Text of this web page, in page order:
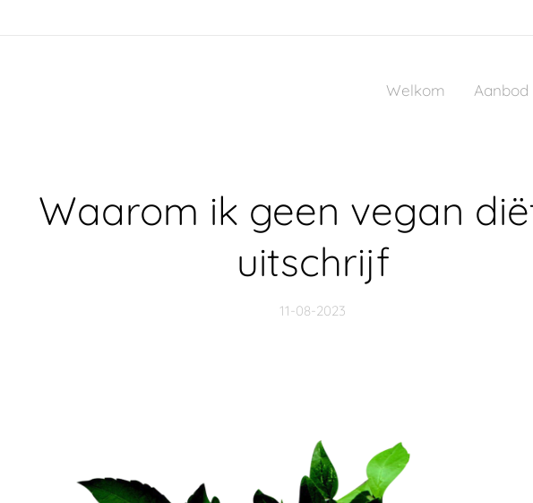
Welkom Aanbod
Waarom ik geen vegan
uitschrijf
11-08-2023